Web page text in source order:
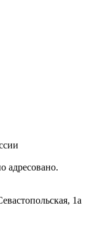
адресовано.
1а